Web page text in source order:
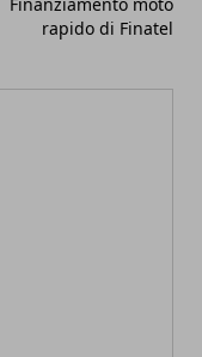
rapido di Finatel